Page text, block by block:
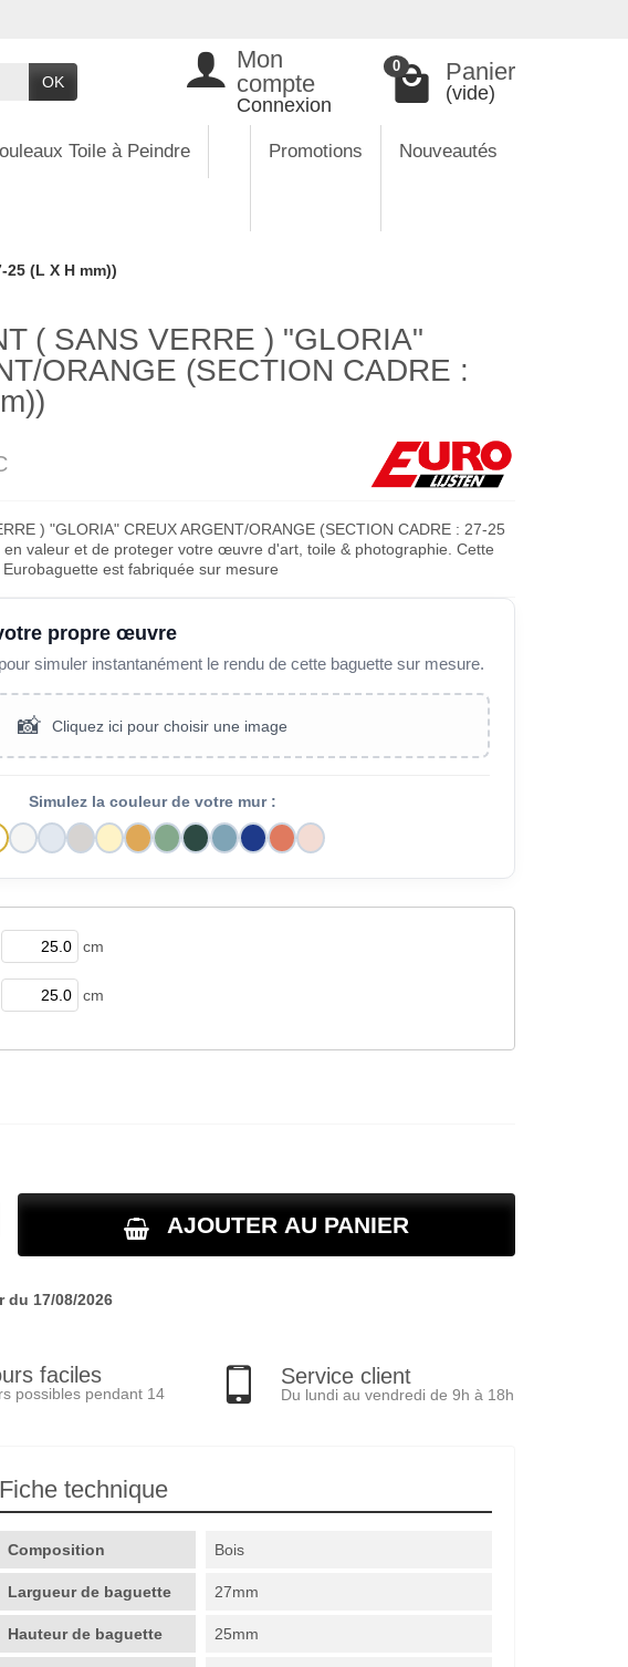
OK
Mon
compte
Connexion
0 Panier
(vide)
Toile à Peindre Promotions Nouveautés
25 (L X H mm))
( SANS VERRE ) "GLORIA"
ORANGE (SECTION CADRE :
) "GLORIA" CREUX ARGENT/ORANGE (SECTION CADRE : 27-25
valeur et de proteger votre œuvre d'art, toile & photographie. Cette
est fabriquée sur mesure
propre œuvre
simuler instantanément le rendu de cette baguette sur mesure.
📸 Cliquez ici pour choisir une image
Simulez la couleur de votre mur :
cm
cm
AJOUTER AU PANIER
du 17/08/2026
faciles
possibles pendant 14
Service client
Du lundi au vendredi de 9h à 18h
Fiche technique
Composition Bois
Largueur de baguette 27mm
Hauteur de baguette 25mm